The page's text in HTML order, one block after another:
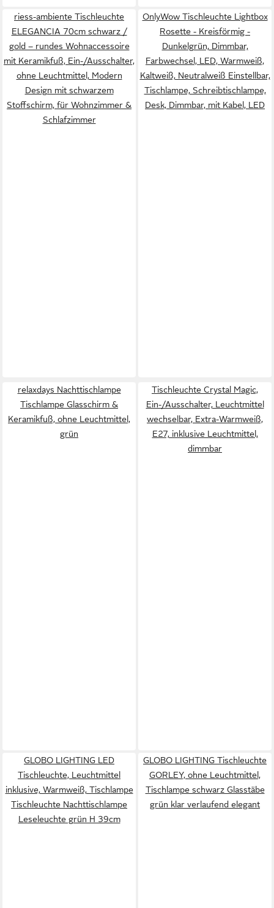
riess-ambiente Tischleuchte
ELEGANCIA 70cm schwarz /
gold – rundes Wohnaccessoire
mit Keramikfuß, Ein-/Ausschalter,
ohne Leuchtmittel, Modern
Design mit schwarzem
Stoffschirm, für Wohnzimmer &
Schlafzimmer
OnlyWow Tischleuchte Lightbox
Rosette - Kreisförmig -
Dunkelgrün, Dimmbar,
Farbwechsel, LED, Warmweiß,
Kaltweiß, Neutralweiß Einstellbar,
Tischlampe, Schreibtischlampe,
Desk, Dimmbar, mit Kabel, LED
relaxdays Nachttischlampe
Tischlampe Glasschirm &
Keramikfuß, ohne Leuchtmittel,
grün
Tischleuchte Crystal Magic,
Ein-/Ausschalter, Leuchtmittel
wechselbar, Extra-Warmweiß,
E27, inklusive Leuchtmittel,
dimmbar
GLOBO LIGHTING LED
Tischleuchte, Leuchtmittel
inklusive, Warmweiß, Tischlampe
Tischleuchte Nachttischlampe
Leseleuchte grün H 39cm
GLOBO LIGHTING Tischleuchte
GORLEY, ohne Leuchtmittel,
Tischlampe schwarz Glasstäbe
grün klar verlaufend elegant